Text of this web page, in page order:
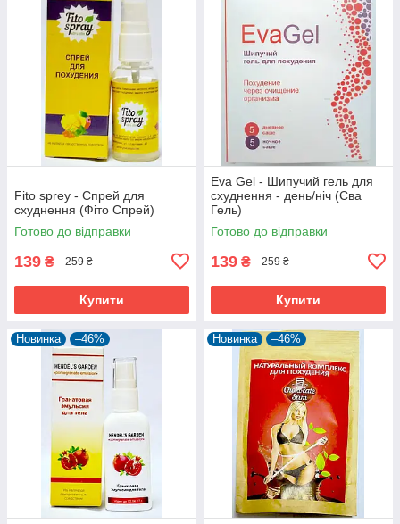
Fito sprey - Спрей для
схуднення (Фіто Спрей)
Готово до відправки
139 ₴ 259 ₴
Купити
Eva Gel - Шипучий гель для
схуднення - день/ніч (Єва
Гель)
Готово до відправки
139 ₴ 259 ₴
Купити
Новинка –46% Новинка –46%